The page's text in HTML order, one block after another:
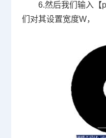
6.然后我们输入【
们对其设置宽度W，